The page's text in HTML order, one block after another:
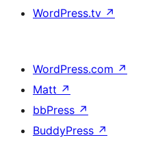
WordPress.tv ↗
WordPress.com ↗
Matt ↗
bbPress ↗
BuddyPress ↗